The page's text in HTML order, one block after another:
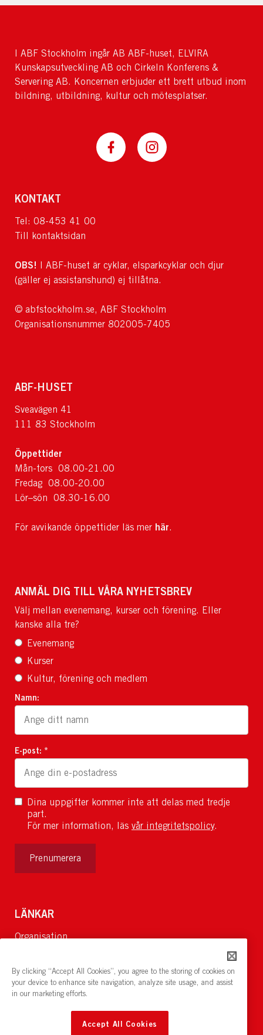
I ABF Stockholm ingår AB ABF-huset, ELVIRA
Kunskapsutveckling AB och Cirkeln Konferens &
Servering AB. Koncernen erbjuder ett brett utbud inom
bildning, utbildning, kultur och mötesplatser.
KONTAKT
Tel: 08-453 41 00
Till kontaktsidan
OBS! I ABF-huset är cyklar, elsparkcyklar och djur
(gäller ej assistanshund) ej tillåtna.
© abfstockholm.se, ABF Stockholm
Organisationsnummer 802005-7405
ABF-HUSET
Sveavägen 41
111 83 Stockholm
Öppettider
Mån-tors 08.00-21.00
Fredag 08.00-20.00
Lör–sön 08.30-16.00
För avvikande öppettider läs mer här.
ANMÄL DIG TILL VÅRA NYHETSBREV
Välj mellan evenemang, kurser och förening. Eller
kanske alla tre?
Evenemang
Kurser
Kultur, förening och medlem
Namn:
E-post: *
Dina uppgifter kommer inte att delas med tredje
part.
För mer information, läs vår integritetspolicy.
Prenumerera
LÄNKAR
Organisation
Lediga jobb
Nyheter och pressrum
Restaurang och konferens: cirkelnstockholm.se
By clicking “Accept All Cookies”, you agree to the storing of cookies on
your device to enhance site navigation, analyze site usage, and assist
in our marketing efforts.
Accept All Cookies